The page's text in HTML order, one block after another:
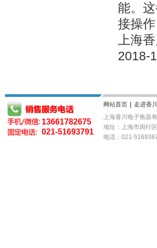
能。
接操
上海
2018-
13661782675
021-51693791
网站首页 走进香川
上海香川电子衡器
地址：上海市闵行
电话：021-